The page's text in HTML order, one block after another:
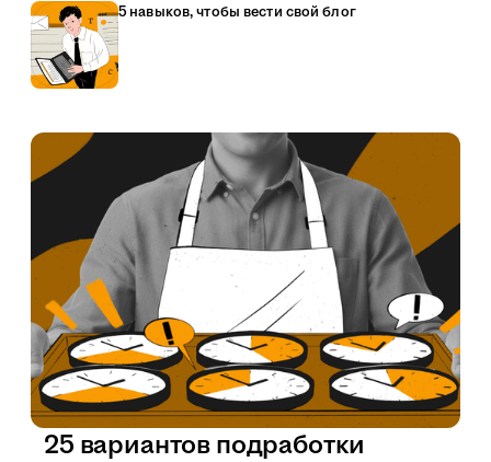
5 навыков, чтобы вести свой блог
25 вариантов подработки